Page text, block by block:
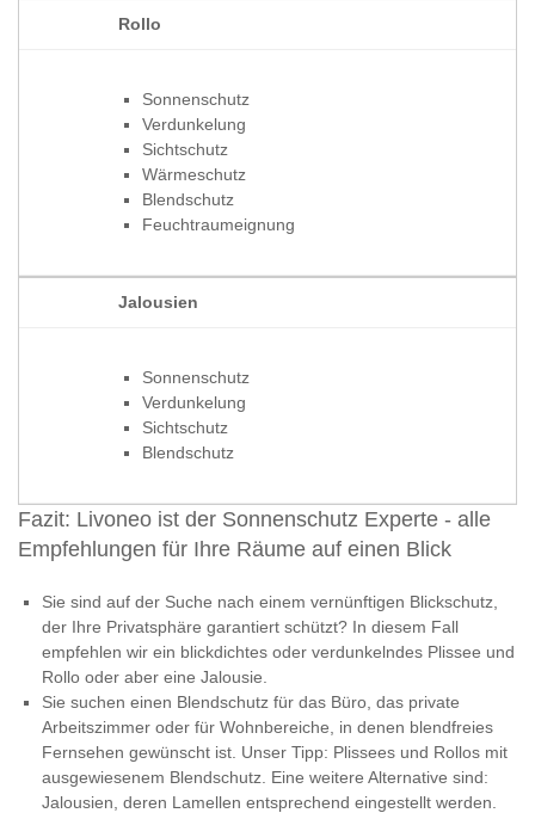
Rollo
Sonnenschutz
Verdunkelung
Sichtschutz
Wärmeschutz
Blendschutz
Feuchtraumeignung
Jalousien
Sonnenschutz
Verdunkelung
Sichtschutz
Blendschutz
Fazit: Livoneo ist der Sonnenschutz Experte - alle
Empfehlungen für Ihre Räume auf einen Blick
Sie sind auf der Suche nach einem vernünftigen Blickschutz,
der Ihre Privatsphäre garantiert schützt? In diesem Fall
empfehlen wir ein blickdichtes oder verdunkelndes Plissee und
Rollo oder aber eine Jalousie.
Sie suchen einen Blendschutz für das Büro, das private
Arbeitszimmer oder für Wohnbereiche, in denen blendfreies
Fernsehen gewünscht ist. Unser Tipp: Plissees und Rollos mit
ausgewiesenem Blendschutz. Eine weitere Alternative sind:
Jalousien, deren Lamellen entsprechend eingestellt werden.